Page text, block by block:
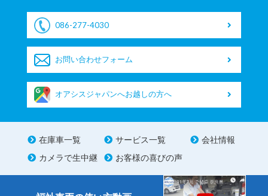
086-277-4030
お問い合わせフォーム
オアシスジャパンへお越しの方へ
在庫車一覧 サービス一覧
会社情報
カメラで生中継
お客様の喜びの声